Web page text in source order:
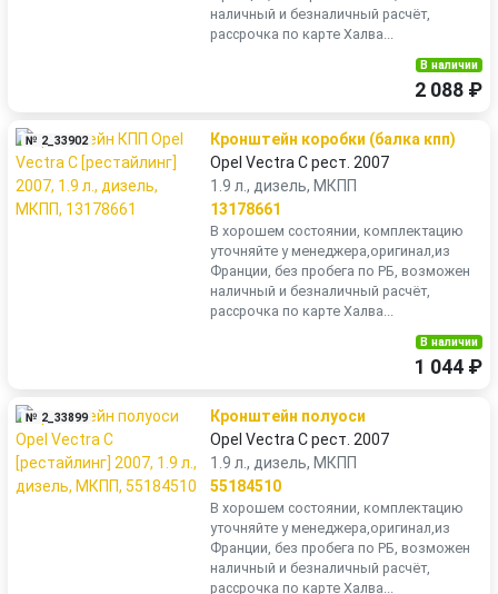
наличный и безналичный расчёт,
рассрочка по карте Халва...
В наличии
2 088 ₽
№ 2_33902
Кронштейн коробки (балка кпп)
Opel Vectra C рест. 2007
1.9 л., дизель, МКПП
13178661
В хорошем состоянии, комплектацию
уточняйте у менеджера,оригинал,из
Франции, без пробега по РБ, возможен
наличный и безналичный расчёт,
рассрочка по карте Халва...
В наличии
1 044 ₽
№ 2_33899
Кронштейн полуоси
Opel Vectra C рест. 2007
1.9 л., дизель, МКПП
55184510
В хорошем состоянии, комплектацию
уточняйте у менеджера,оригинал,из
Франции, без пробега по РБ, возможен
наличный и безналичный расчёт,
рассрочка по карте Халва...